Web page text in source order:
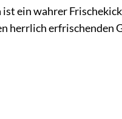
ein wahrer
herrlich erfrischenden